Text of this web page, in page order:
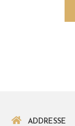
ADDRESSE